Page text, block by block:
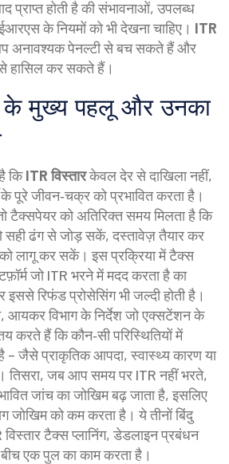
प्राप्त होती हैकी संभावनाओं, उपलब्ध
के नियमों को भी देखना चाहिए। ITR
अनावश्यक पेनल्टी से बच सकते हैं और
से हासिल कर सकते हैं।
के मुख्य पहलू और उनका
किITR विस्तारकेवल देर से दाखिला नहीं,
पूरे जीवन‑चक्र को प्रभावित करता है।
टैक्सपेयर को अतिरिक्त समय मिलता है कि
सही ढंग से जोड़ सकें, दस्तावेज़ तैयार कर
लागू कर सकें। इस प्रक्रिया मेंटैक्स
जो ITR भरने में मदद करता हैका
रिफंड प्रोसेसिंग भी जल्दी होती है।
, आयकर विभाग के निर्देश जो एक्सटेंशन के
करते हैं कि कौन‑सी परिस्थितियों में
– जैसे प्राकृतिक आपदा, स्वास्थ्य कारण या
तिसरा, जब आप समय पर ITR नहीं भरते,
जांच का जोखिम बढ़ जाता है, इसलिए
जोखिम को कम करता है। ये तीनों बिंदु
विस्तार टैक्स प्लानिंग, डेडलाइन प्रबंधन
एक पुल का काम करता है।